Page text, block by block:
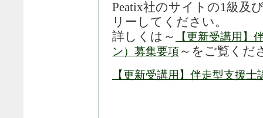
Peatix社のサイトの1級及
リーしてください。
詳しくは～
【更新受講用】
ン）募集要項～をご覧くだ
【更新受講用】伴走型支援